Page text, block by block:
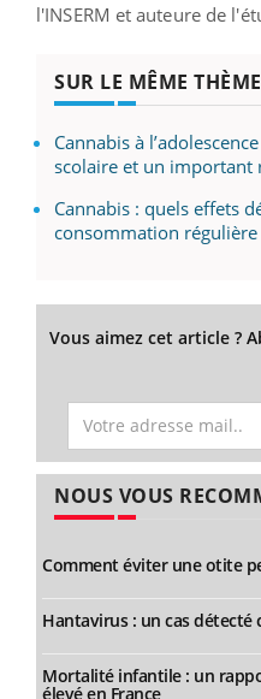
l'INSERM et auteure de
SUR LE MÊME THÈME
Cannabis à
scolaire et un important
Cannabis : quels effets
consommation régulière
Vous aimez cet article ?
NOUS VOUS
Comment éviter une otite
Hantavirus : un cas détecté
Mortalité infantile : un
élevé en France